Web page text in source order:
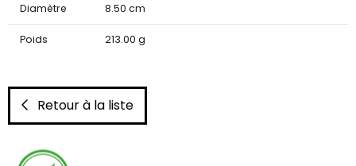
Diamètre 8.50 cm
Poids 213.00 g
Retour à la liste